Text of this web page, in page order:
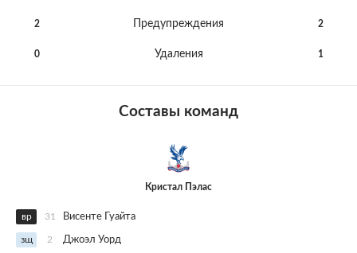
2 Предупреждения 2
0 Удаления 1
Составы команд
Кристал Пэлас
вр 31 Висенте Гуайта
зщ 2 Джоэл Уорд